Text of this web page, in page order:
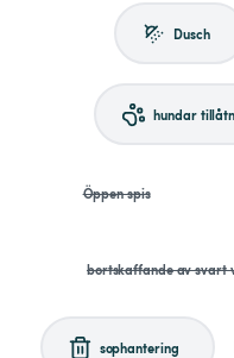
Dusch
hundar
Öppen spis
bortskaffande av svart
sophantering